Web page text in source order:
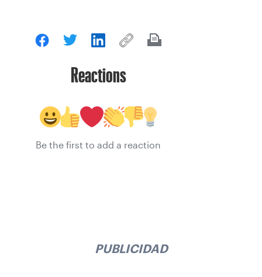
Reactions
Be the first to add a reaction
PUBLICIDAD